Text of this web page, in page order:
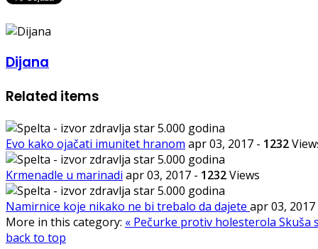
Dijana
Related items
Evo kako ojačati imunitet hranom apr 03, 2017 - 1232
Krmenadle u marinadi apr 03, 2017 - 1232Views
Namirnice koje nikako ne bi trebalo da dajete apr 03, 2017
More in this category: « Pečurke protiv holesterola Skuša
back to top